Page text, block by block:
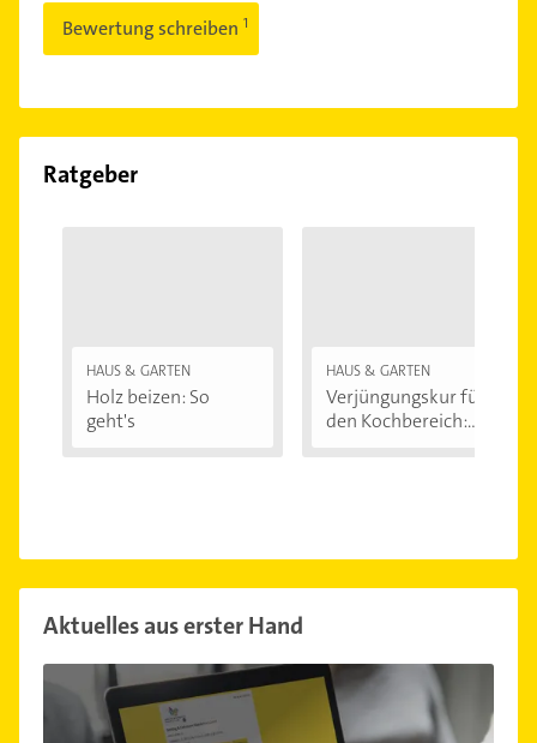
Bewertung schreiben
Ratgeber
HAUS & GARTEN
Holz beizen: So
geht's
HAUS & GARTEN
Verjüngungskur für
den Kochbereich:...
Aktuelles aus erster Hand